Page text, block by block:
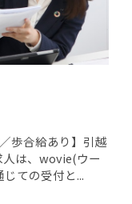
歩合給あり】引越
は、wovie(ウー
ての受付と...